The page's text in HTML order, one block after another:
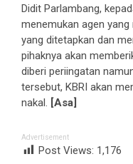
Didit Parlambang,
menemukan agen
yang ditetapkan dan
pihaknya akan
diberi periingatan
tersebut, KBRI akan
nakal.
[Asa]
Advertisement
Post Views: 1,176